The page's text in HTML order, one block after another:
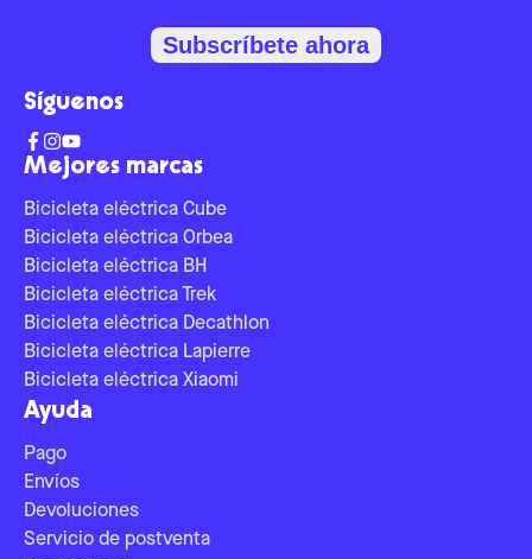
Mejores marcas
Bicicleta eléctrica Cube
Bicicleta eléctrica Orbea
Bicicleta eléctrica BH
Bicicleta eléctrica Trek
Bicicleta eléctrica Decathlon
Bicicleta eléctrica Lapierre
Bicicleta eléctrica Xiaomi
Ayuda
Pago
Envíos
Devoluciones
Servicio de postventa
Subscríbete ahora
Síguenos